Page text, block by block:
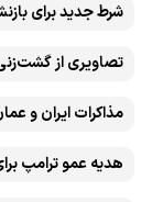
شرط جدید برای
تصاویری از گشت‌زنی
مذاکرات ایران و
هدیه عمو ترامپ